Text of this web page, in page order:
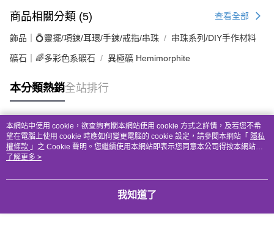
商品相關分類 (5) 查看全部
飾品｜💍靈擺/項鍊/耳環/手鍊/戒指/串珠 串珠系列/DIY手作材料
礦石｜🌈多彩色系礦石 異極礦 Hemimorphite
本分類熱銷全站排行
熱門標籤
本網站中使用 cookie，欲查詢有關本網站使用 cookie 方式之詳情，及若您不希
望在電腦上使用 cookie 時應如何變更電腦的 cookie 設定，請參閱本網站「 隱私
權條款 」之 Cookie 聲明。您繼續使用本網站即表示您同意本公司得按本網站使
用條款之 Cookie 聲明使用 cookie。
了解更多 >
我知道了